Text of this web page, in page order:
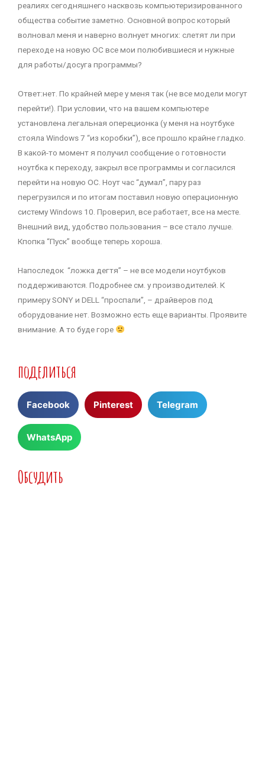
реалиях сегодняшнего насквозь компьютеризированного
общества событие заметно. Основной вопрос который
волновал меня и наверно волнует многих: слетят ли при
переходе на новую ОС все мои полюбившиеся и нужные
для работы/досуга программы?
Ответ:нет. По крайней мере у меня так (не все модели могут
перейти!). При условии, что на вашем компьютере
установлена легальная опереционка (у меня на ноутбуке
стояла Windows 7 “из коробки”), все прошло крайне гладко.
В какой-то момент я получил сообщение о готовности
ноутбка к переходу, закрыл все программы и согласился
перейти на новую ОС. Ноут час “думал”, пару раз
перегрузился и по итогам поставил новую операционную
систему Windows 10. Проверил, все работает, все на месте.
Внешний вид, удобство пользования – все стало лучше.
Кпопка “Пуск” вообще теперь хороша.
Напоследок “ложка дегтя” – не все модели ноутбуков
поддерживаются. Подробнее см. у производителей. К
примеру SONY и DELL “проспали”, – драйверов под
оборудование нет. Возможно есть еще варианты. Проявите
внимание. А то буде горе
поделиться
Facebook Pinterest Telegram
WhatsApp
Обсудить